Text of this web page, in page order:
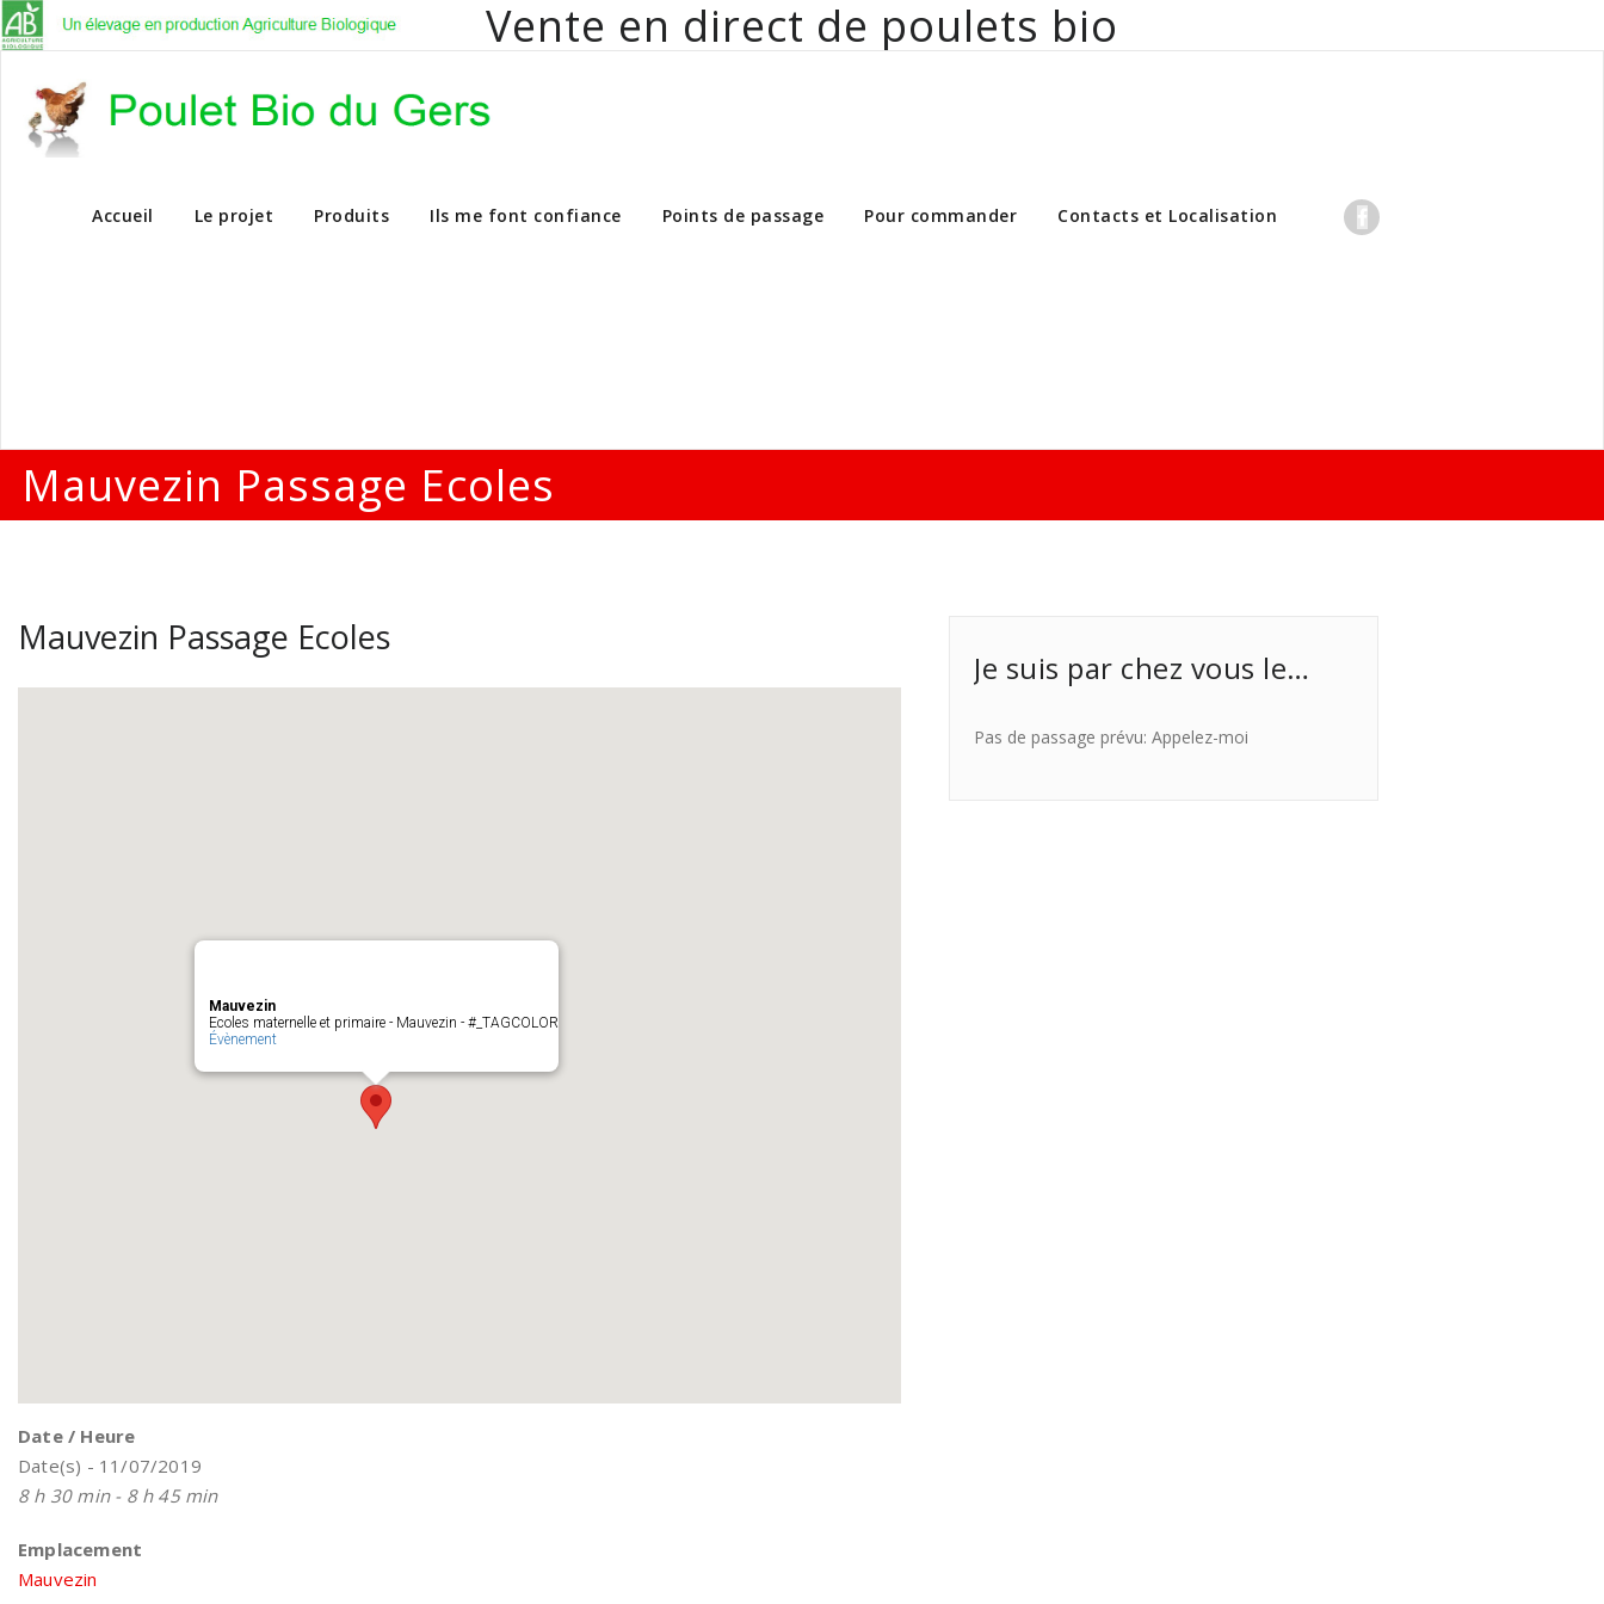
Vente en direct de poulets bio
Vente en direct de poulets bio aux particuliers et professionnels
Accueil Le projet Produits Ils me font confiance Points de passage Pour commander Contacts et Localisation
Mauvezin Passage Ecoles
Mauvezin Passage Ecoles
Mauvezin
Ecoles maternelle et primaire - Mauvezin - #_TAGCOLOR
Évènement
Date / Heure
Date(s) - 11/07/2019
8 h 30 min - 8 h 45 min
Emplacement
Mauvezin
Je suis par chez vous le…
Pas de passage prévu: Appelez-moi